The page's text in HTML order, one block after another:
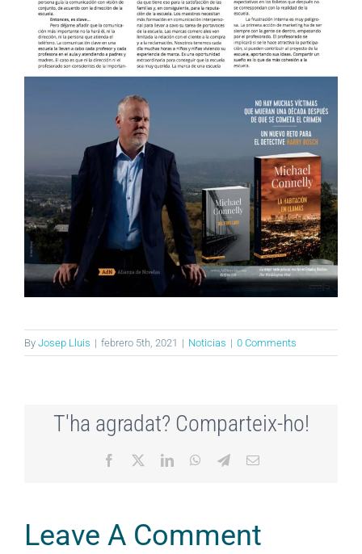
By Josep Lluis | febrero 5th, 2021 | Noticias | 0 Comments
T'ha agradat? Comparteix-ho!
Facebook LinkedInWhatsApp
TelegramEmail
Leave A Comment